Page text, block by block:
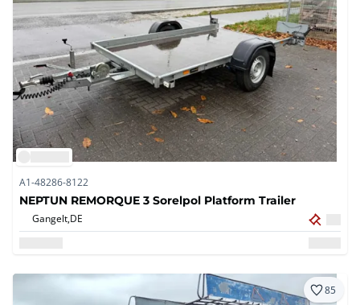
A1-48286-8122
NEPTUN REMORQUE 3 Sorelpol Platform Trailer
Gangelt,DE
85